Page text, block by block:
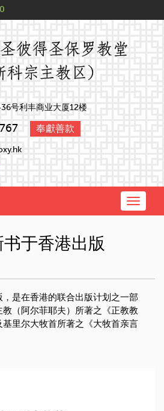
号利丰商业大厦12楼
奉獻善款
Toggle
于香港出版
是在香港的联合出版计划之一部
（阿尔菲耶夫）所著之《正教教
基里尔大牧首所著之《大牧首亲言